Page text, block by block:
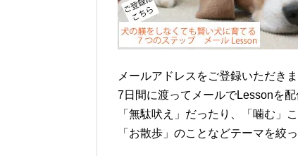
メールアドレスをご登録いただき
7日間に渡ってメールでLessonを配
「無駄吠え」だったり、「噛む」
「お散歩」のことなどテーマを絞っ